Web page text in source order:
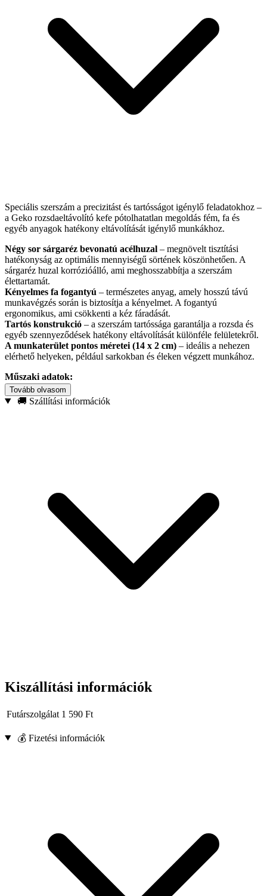
Speciális szerszám a precizitást és tartósságot igénylő feladatokhoz –
a Geko rozsdaeltávolító kefe pótolhatatlan megoldás fém, fa és
egyéb anyagok hatékony eltávolítását igénylő munkákhoz.
Négy sor sárgaréz bevonatú acélhuzal – megnövelt tisztítási
hatékonyság az optimális mennyiségű sörtének köszönhetően. A
sárgaréz huzal korrózióálló, ami meghosszabbítja a szerszám
élettartamát.
Kényelmes fa fogantyú – természetes anyag, amely hosszú távú
munkavégzés során is biztosítja a kényelmet. A fogantyú
ergonomikus, ami csökkenti a kéz fáradását.
Tartós konstrukció – a szerszám tartóssága garantálja a rozsda és
egyéb szennyeződések hatékony eltávolítását különféle felületekről.
A munkaterület pontos méretei (14 x 2 cm) – ideális a nehezen
elérhető helyeken, például sarkokban és éleken végzett munkához.
Műszaki adatok:
Gyártó: Geko
Huzal anyaga: sárgaréz bevonatú acél
Tovább olvasom
🚚 Szállítási információk
Kiszállítási információk
Futárszolgálat 1 590 Ft
💰 Fizetési információk